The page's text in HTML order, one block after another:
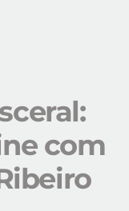
com